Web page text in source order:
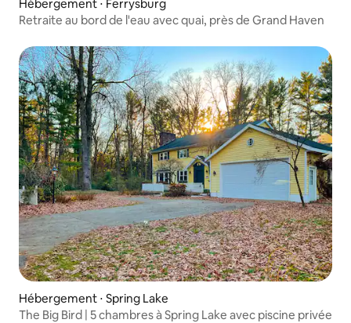
Hébergement ⋅ Ferrysburg
Retraite au bord de l'eau avec quai, près de Grand Haven
Hébergement ⋅ Spring Lake
The Big Bird | 5 chambres à Spring Lake avec piscine privée